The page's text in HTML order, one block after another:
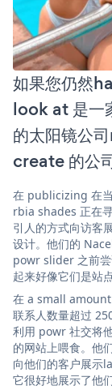
如果您仍然
look at 是一
的太阳镜公
create 的公司
在 publicizing 在当
rbia shades 正在
引人的方式向访客
设计。他们的
powr slider 之前
起来好像它们是站
在 a small
联系人数量超过
利用 powr 社交将
的网站上喂食。他
向他们的客户展示
它很好地展示了他